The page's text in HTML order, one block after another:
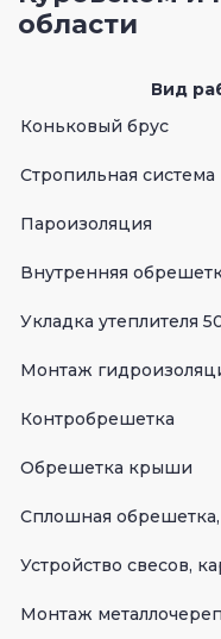
области
Вид
Коньковый брус
Стропильная система
Пароизоляция
Внутренняя
Укладка утеплителя
Монтаж
Контробрешетка
Обрешетка крыши
Сплошная
Устройство свесов,
Монтаж